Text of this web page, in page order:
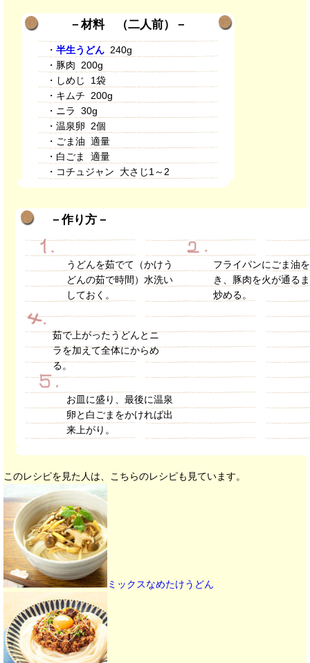
－材料 （二人前）－
・半生うどん 240g
・豚肉 200g
・しめじ 1袋
・キムチ 200g
・ニラ 30g
・温泉卵 2個
・ごま油 適量
・白ごま 適量
・コチュジャン 大さじ1～2
－作り方－
うどんを茹でて（かけう
どんの茹で時間）水洗い
しておく。
フライパンにごま油
き、豚肉を火が通る
炒める。
茹で上がったうどんとニ
ラを加えて全体にからめ
る。
お皿に盛り、最後に温泉
卵と白ごまをかければ出
来上がり。
このレシピを見た人は、こちらのレシピも見ています。
ミックスなめたけうどん